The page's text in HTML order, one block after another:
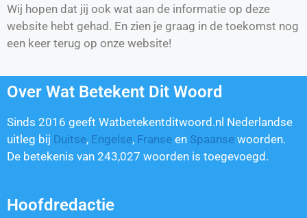
Wij hopen dat jij ook wat aan de informatie op deze
website hebt gehad. En zien je graag in de toekomst nog
een keer terug op onze website!
Over Wat Betekent Dit Woord
Sinds 2016 geeft Watbetekentditwoord.nl Nederlandse
uitleg bij Duitse, Engelse, Franse en Spaanse woorden.
De betekenis van 243,027 woorden is toegevoegd.
Hoofdredactie